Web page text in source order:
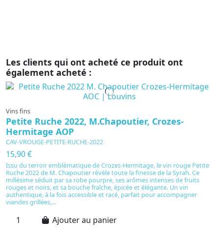
Les clients qui ont acheté ce produit ont
également acheté :
Vins fins
Petite Ruche 2022, M.Chapoutier, Crozes-
Hermitage AOP
CAV-VROUGE-PETITE-RUCHE-2022
15,90 €
Issu du terroir emblématique de Crozes-Hermitage, le vin rouge Petite
Ruche 2022 de M. Chapoutier révèle toute la finesse de la Syrah. Ce
millésime séduit par sa robe pourpre, ses arômes intenses de fruits
rouges et noirs, et sa bouche fraîche, épicée et élégante. Un vin
authentique, à la fois accessible et racé, parfait pour accompagner
viandes grillées,...
Ajouter au panier